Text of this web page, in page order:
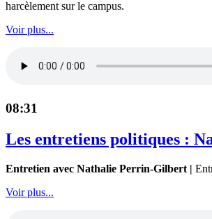
harcèlement sur le campus.
Voir plus...
08:31
Les entretiens politiques :
Entretien avec Nathalie Perrin-Gilbert |
Voir plus...